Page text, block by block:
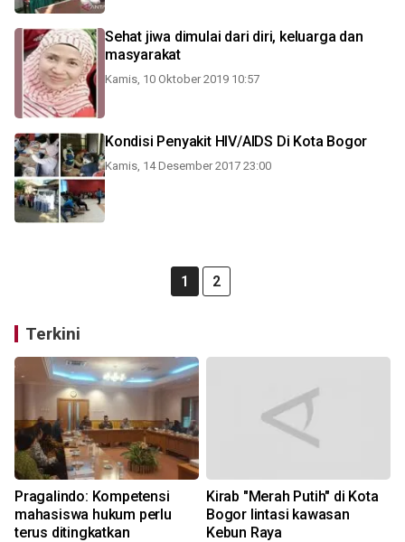
Sehat jiwa dimulai dari diri, keluarga dan
masyarakat
Kamis, 10 Oktober 2019 10:57
Kondisi Penyakit HIV/AIDS Di Kota Bogor
Kamis, 14 Desember 2017 23:00
1 2
Terkini
Pragalindo: Kompetensi
mahasiswa hukum perlu
terus ditingkatkan
Kirab "Merah Putih" di Kota
Bogor lintasi kawasan
Kebun Raya